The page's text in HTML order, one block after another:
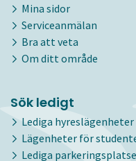
Mina sidor
Serviceanmälan
Bra att veta
Om ditt område
Sök ledigt
Lediga hyreslägenheter
Lägenheter för
Lediga